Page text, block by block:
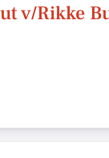
v/Rikke